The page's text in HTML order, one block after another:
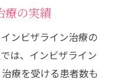
療の実績
ンビザライン治療の
は、インビザライン
療を受ける患者数も